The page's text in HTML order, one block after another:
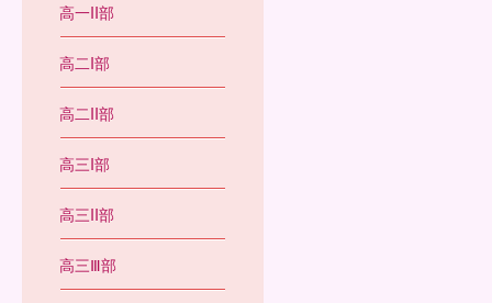
高一II部
高二I部
高二II部
高三I部
高三II部
高三Ⅲ部